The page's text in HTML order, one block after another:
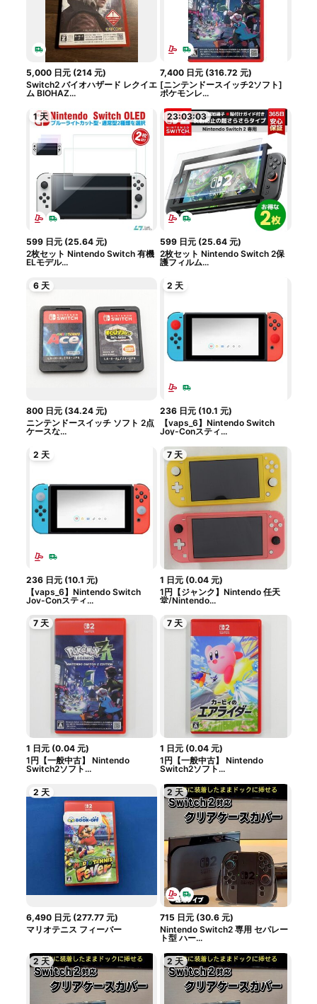
5,000 日元(214 元)
Switch2 バイオハザード レクイエ
ム BIOHAZ...
7,400 日元 (316.72 元)
[ニンテンドースイッチ2ソフト]
ポケモンレ...
1 天
599 日元(25.64 元)
2枚セット Nintendo Switch 有機
ELモデル...
23:03:02
599 日元 (25.64 元)
2枚セット Nintendo Switch 2保
護フィルム...
6 天
800 日元(34.24 元)
ニンテンドースイッチ ソフト 2点
ケースな...
2 天
236 日元 (10.1 元)
【vaps_6】Nintendo Switch
Joy-Conスティ...
2 天
236 日元(10.1 元)
【vaps_6】Nintendo Switch
Joy-Conスティ...
7 天
1 日元 (0.04 元)
1円【ジャンク】Nintendo 任天
堂/Nintendo...
7 天
1 日元(0.04 元)
1円【一般中古】 Nintendo
Switch2ソフト...
7 天
1 日元 (0.04 元)
1円【一般中古】 Nintendo
Switch2ソフト...
2 天
6,490 日元(277.77 元)
マリオテニス フィーバー
2 天
715 日元 (30.6 元)
Nintendo Switch2 専用 セパレー
ト型 ハー...
2 天 2 天